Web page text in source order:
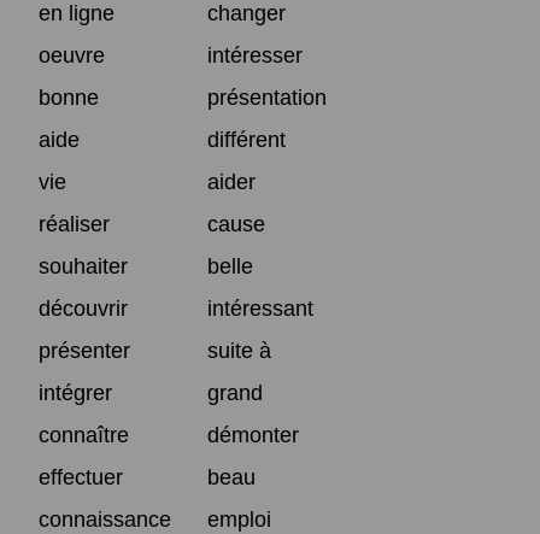
en ligne
changer
oeuvre
intéresser
bonne
présentation
aide
différent
vie
aider
réaliser
cause
souhaiter
belle
découvrir
intéressant
présenter
suite à
intégrer
grand
connaître
démonter
effectuer
beau
connaissance
emploi